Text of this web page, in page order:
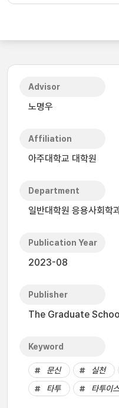
Advisor
노명우
Affiliation
아주대학교 대학원
Department
일반대학원 응용사회학
Publication Year
2023-08
Publisher
The Graduate
Keyword
문신 실천
타투
타투이